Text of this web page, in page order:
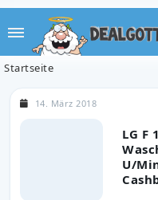
Startseite
LG F
U/
14. März 2018